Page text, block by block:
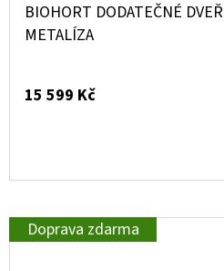
BIOHORT DODATEČNÉ
METALÍZA
15 599 Kč
Doprava zdarma